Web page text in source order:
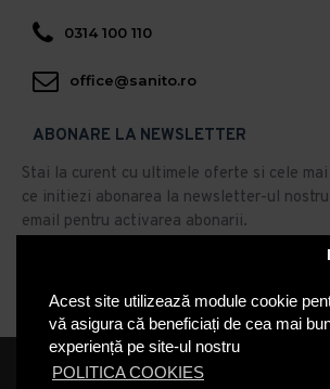
Acest site utilizează module cookie
vă asigura că beneficiați de cea mai
experiență pe site-ul nostru
POLITICA COOKIES
0314 100 110
office@sanito.ro
ABONARE LA NEWSLETTER
Stai la curent cu ultimele oferte si cele mai
ce initiezi abonarea la newsletter-ul
email pentru activarea abonarii.
Am citit şi sunt de acord cu Politica de
© 2019, Sanito Distribution, Toate